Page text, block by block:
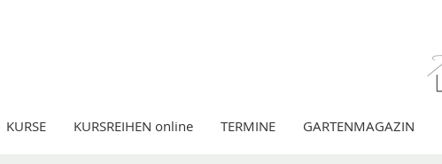
KURSE KURSREIHEN online TERMINE GARTENMAGAZIN